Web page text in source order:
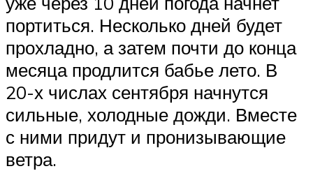
портиться. Несколько дней будет
прохладно, а затем почти до конца
месяца продлится бабье лето. В
20-х числах сентября начнутся
сильные, холодные дожди. Вместе
с ними придут и пронизывающие
ветра.